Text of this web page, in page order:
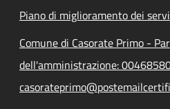
Piano di miglioramento dei
Comune di Casorate Primo -
dell'amministrazione: